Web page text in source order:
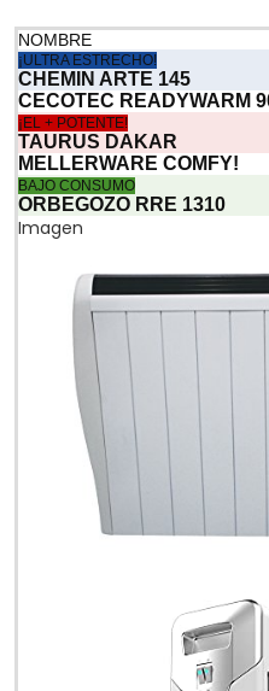
NOMBRE
¡ULTRA ESTRECHO!
CHEMIN ARTE 145
CECOTEC READYWARM
¡EL + POTENTE!
TAURUS DAKAR
MELLERWARE COMFY!
BAJO CONSUMO
ORBEGOZO RRE 1310
Imagen